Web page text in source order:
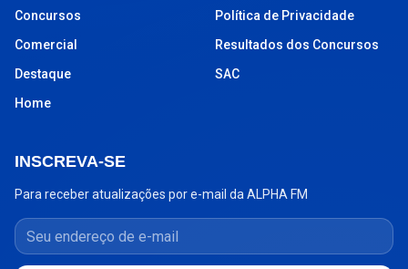
Concursos
Comercial
Destaque
Home
Política de Privacidade
Resultados dos Concursos
SAC
INSCREVA-SE
Para receber atualizações por e-mail da ALPHA FM
Seu endereço de e-mail